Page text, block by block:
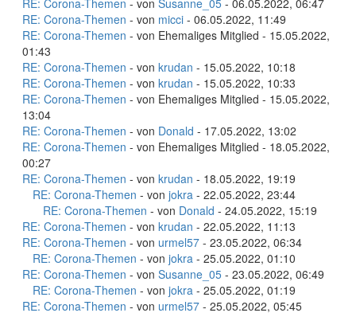
RE: Corona-Themen - von Susanne_05 - 06.05.2022, 06:47
RE: Corona-Themen - von micci - 06.05.2022, 11:49
RE: Corona-Themen - von Ehemaliges Mitglied - 15.05.2022,
01:43
RE: Corona-Themen - von krudan - 15.05.2022, 10:18
RE: Corona-Themen - von krudan - 15.05.2022, 10:33
RE: Corona-Themen - von Ehemaliges Mitglied - 15.05.2022,
13:04
RE: Corona-Themen - von Donald - 17.05.2022, 13:02
RE: Corona-Themen - von Ehemaliges Mitglied - 18.05.2022,
00:27
RE: Corona-Themen - von krudan - 18.05.2022, 19:19
RE: Corona-Themen - von jokra - 22.05.2022, 23:44
RE: Corona-Themen - von Donald - 24.05.2022, 15:19
RE: Corona-Themen - von krudan - 22.05.2022, 11:13
RE: Corona-Themen - von urmel57 - 23.05.2022, 06:34
RE: Corona-Themen - von jokra - 25.05.2022, 01:10
RE: Corona-Themen - von Susanne_05 - 23.05.2022, 06:49
RE: Corona-Themen - von jokra - 25.05.2022, 01:19
RE: Corona-Themen - von urmel57 - 25.05.2022, 05:45